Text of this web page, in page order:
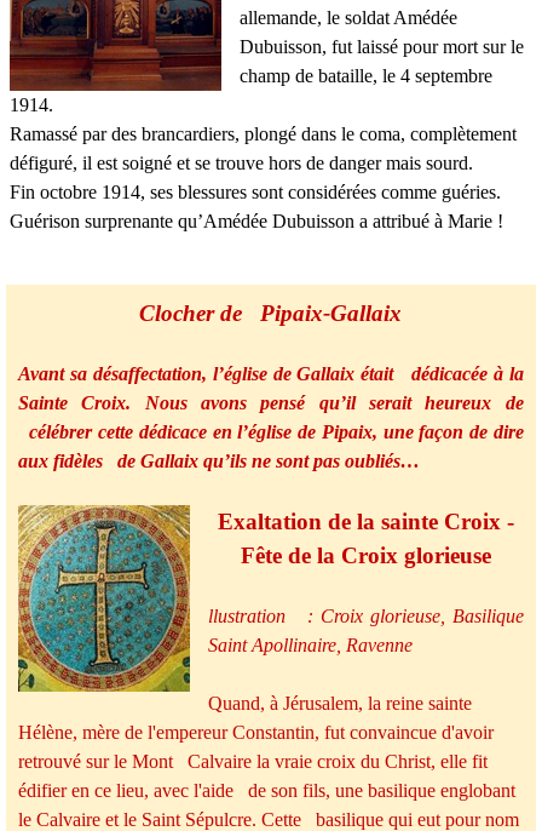
allemande, le soldat Amédée
Dubuisson, fut laissé pour mort sur le
champ de bataille, le 4 septembre
1914.
Ramassé par des brancardiers, plongé dans le coma, complètement
défiguré, il est soigné et se trouve hors de danger mais sourd.
Fin octobre 1914, ses blessures sont considérées comme guéries.
Guérison surprenante qu’Amédée Dubuisson a attribué à Marie !
Clocher de Pipaix-Gallaix
Avant sa désaffectation, l’église de Gallaix était dédicacée à la
Sainte Croix. Nous avons pensé qu’il serait heureux de
célébrer cette dédicace en l’église de Pipaix, une façon de dire
aux fidèles de Gallaix qu’ils ne sont pas oubliés…
Exaltation de la sainte Croix -
Fête de la Croix glorieuse
llustration : Croix glorieuse, Basilique
Saint Apollinaire, Ravenne
Quand, à Jérusalem, la reine sainte
Hélène, mère de l'empereurConstantin, fut convaincue d'avoir
retrouvé sur le Mont Calvaire la vraie croix du Christ, elle fit
édifier en ce lieu, avec l'aide de son fils, une basilique englobant
le Calvaire et le Saint Sépulcre. Cette basilique qui eut pour nom